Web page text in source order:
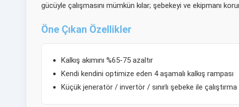
gücüyle çalışmasını mümkün kılar; şebekeyi ve ekipmanı
Öne Çıkan Özellikler
Kalkış akımını %65-75 azaltır
Kendi kendini optimize eden 4 aşamalı kalkış rampası
Küçük jeneratör / invertör / sınırlı şebeke ile çalıştırma